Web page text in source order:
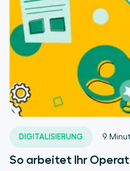
DIGITALISIERUNG 9
So arbeitet Ihr